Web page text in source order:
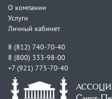
О компании
Услуги
Личный кабинет
8 (812) 740-70-40
8 (800) 333-98-00
+7 (921) 775-70-40